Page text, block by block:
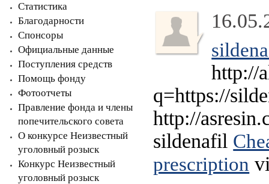
Статистика
Благодарности
Спонсоры
Официальные данные
Поступления средств
Помощь фонду
Фотоотчеты
Правление фонда и члены
попечительского совета
О конкурсе Неизвестный
уголовный розыск
Конкурс Неизвестный
уголовный розыск
http://
q=https://
http://
sildenafil
prescription